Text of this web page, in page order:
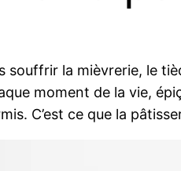
souffrir la mièvrerie, le
moment de la vie,
C’est ce que la